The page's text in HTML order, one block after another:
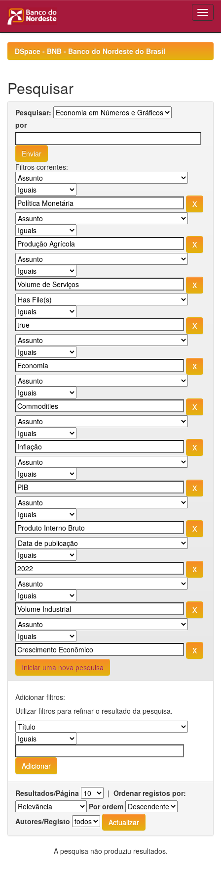
navigationDSpace - BNB - Banco do Nordeste do Brasil
Pesquisar
Pesquisar:
por
Filtros correntes:
Iniciar uma nova pesquisa
Adicionar filtros:
Utilizar filtros para refinar o resultado da pesquisa.
Resultados/Página | Ordenar registos por:
Por ordem
Autores/Registo
A pesquisa não produziu resultados.